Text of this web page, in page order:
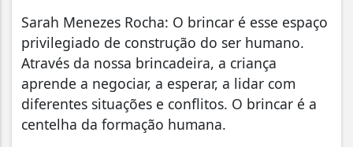
Sarah Menezes Rocha: O brincar é esse espaço
privilegiado de construção do ser humano.
Através da nossa brincadeira, a criança
aprende a negociar, a esperar, a lidar com
diferentes situações e conflitos. O brincar é a
centelha da formação humana.